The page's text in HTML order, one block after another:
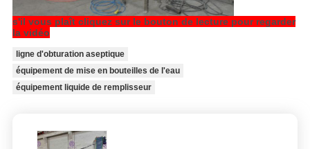
s'il vous plaît cliquez sur le bouton de lecture pour regarder
la vidéo
ligne d'obturation aseptique
équipement de mise en bouteilles de l'eau
équipement liquide de remplisseur